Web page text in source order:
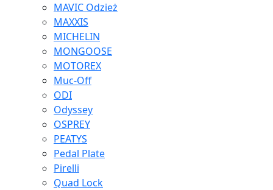
MAVIC Odzież
MAXXIS
MICHELIN
MONGOOSE
MOTOREX
Muc-Off
ODI
Odyssey
OSPREY
PEATYS
Pedal Plate
Pirelli
Quad Lock